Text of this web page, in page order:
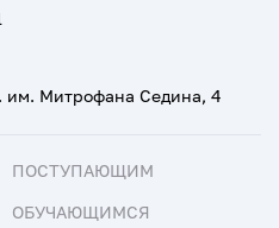
им. Митрофана Седина, 4
ПОСТУПАЮЩИМ
ОБУЧАЮЩИМСЯ